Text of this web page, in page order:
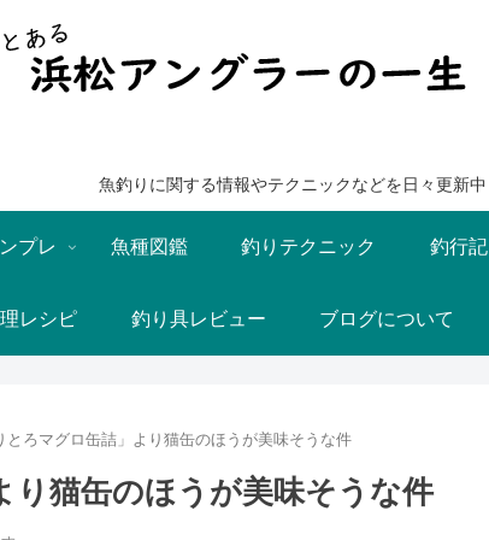
魚釣りに関する情報やテクニックなどを日々更新中
プレ 魚種図鑑 釣りテクニック 釣行記
レシピ 釣り具レビュー ブログについて
とろマグロ缶詰」より猫缶のほうが美味そうな件
り猫缶のほうが美味そうな件